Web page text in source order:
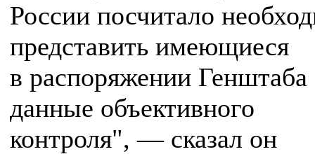
России посчитало
представить имеющиеся
в распоряжении
данные объективного
контроля", — сказал он